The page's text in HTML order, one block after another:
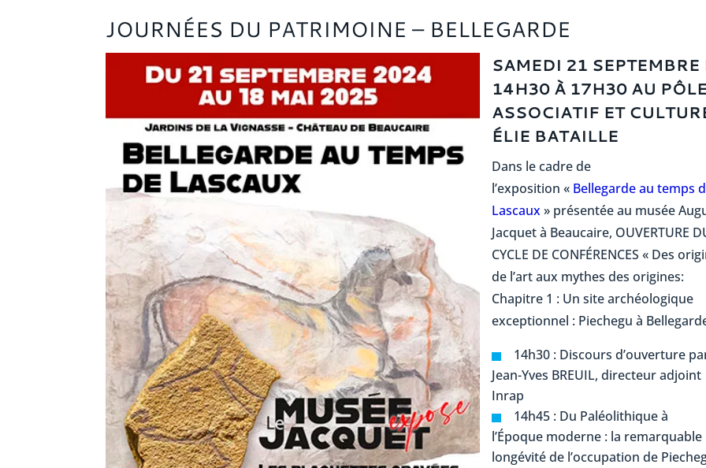
JOURNÉES DU PATRIMOINE – BELLEGARDE
SAMEDI 21 SEPTEMBRE
14H30 À 17H30 AU
ASSOCIATIF ET
ÉLIE BATAILLE
Dans le cadre de
l’exposition « Bellegarde au temps
Lascaux » présentée au musée
Jacquet à Beaucaire, OUVERTURE
CYCLE DE CONFÉRENCES « Des
de l’art aux mythes des origines:
Chapitre 1 : Un site archéologique
exceptionnel : Piechegu à
14h30 : Discours d’ouverture
Jean-Yves BREUIL, directeur adjoint
Inrap
14h45 : Du Paléolithique à
l’Époque moderne : la remarquable
longévité de l’occupation de